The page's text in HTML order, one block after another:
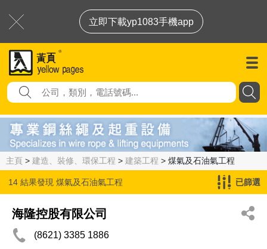
立即下載yp1083手機app
主頁 > 建造、裝修、環保工程 > 建築工程 > 煤氣及石油氣工程
14 結果發現 煤氣及石油氣工程 已篩選
海隆控股有限公司
(8621) 3385 1886